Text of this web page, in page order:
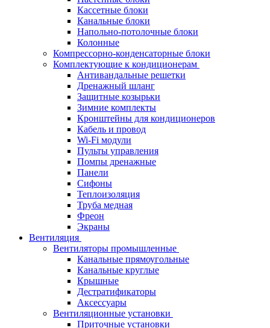
Кассетные блоки
Канальные блоки
Напольно-потолочные блоки
Колонные
Компрессорно-конденсаторные блоки
Комплектующие к кондиционерам
Антивандальные решетки
Дренажный шланг
Защитные козырьки
Зимние комплекты
Кронштейны для кондиционеров
Кабель и провод
Wi-Fi модули
Пульты управления
Помпы дренажные
Панели
Сифоны
Теплоизоляция
Труба медная
Фреон
Экраны
Вентиляция
Вентиляторы промышленные
Канальные прямоугольные
Канальные круглые
Крышные
Дестратификаторы
Аксессуары
Вентиляционные установки
Приточные установки